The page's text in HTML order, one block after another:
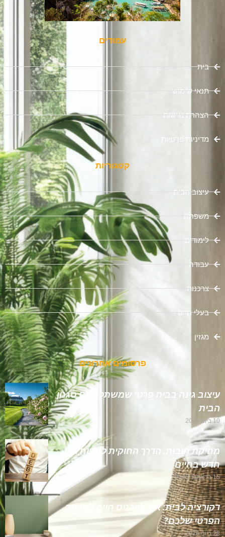
עמודים
בית
תנאי שימוש
הצהרת נגישות
מדיניות פרטיות
קטגוריות
עיצוב הבית
משפחה
לימודים
עבודה
צרכנות
בעלי חיים
מגזין
פרסומים אחרונים
עיצוב גינה בבית פרטי שמשתלב עם סגנון
הבית
10 ביוני 2025
מחיקת חובות: הדרך החוקית לפתוח דף
חדש בחיים
15 בדצמבר 2025
דקורציה לבית: איך להכניס חיים למרחב
הפרטי שלכם?
28 ביוני 2026